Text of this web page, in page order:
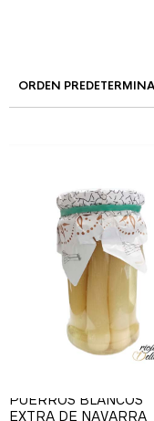
PUERROS BLANCOS
EXTRA DE NAVARRA